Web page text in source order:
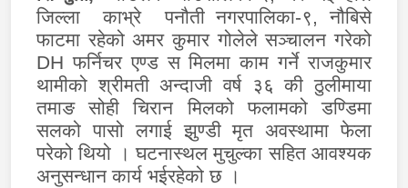
जिल्ला काभ्रे पनौती नगरपालिका-९, नौबिसे
फाटमा रहेको अमर कुमार गोलेले सञ्चालन गरेको
DHफर्निचर एण्ड स मिलमा काम गर्ने राजकुमार
थामीको श्रीमती अन्दाजी वर्ष ३६ की ठुलीमाया
तमाङ सोही चिरान मिलको फलामको डण्डिमा
सलको पासो लगाई झुण्डी मृत अवस्थामा फेला
परेको थियो । घटनास्थल मुचुल्का सहित आवश्यक
अनुसन्धान कार्य भईरहेको छ ।